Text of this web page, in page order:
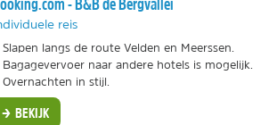
- B&B de Bergvallei
reis
Slapen langs de route Velden en Meerssen.
Bagagevervoer naar andere hotels is mogelijk.
Overnachten in stijl.
BEKIJK